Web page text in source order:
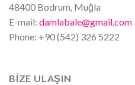
48400 Bodrum, Muğla
E-mail: damlabale@gmail.com
Phone: +90 (542) 326 5222
BIZE ULAŞIN